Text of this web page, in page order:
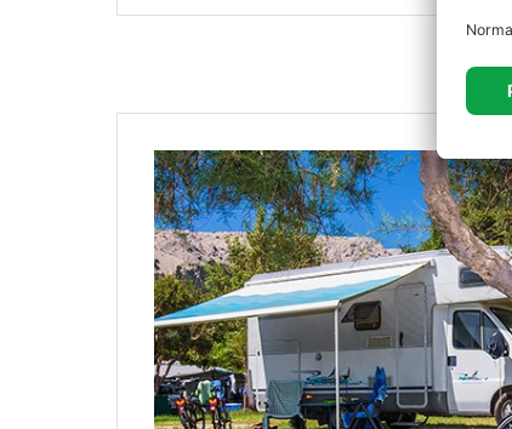
La carta bancaria verrà addebitata del
. Se la
restante verrà pagato alla reception del
Cancellazioni
(€ 100) o ilsupplemento per numero di
30% dell’importo totale della prenotazione.
elaborato, verrà inviata una comunicazione.
addebitare la carta bancaria, la struttura si
prenotazione in conformità con la propria
dimancata presentazione senza previa
addebitata perl’intero importo della
effettuate o per le prenotazioni per l’anno
essere effettuato anche presso la reception
Ci riserviamo il diritto di modificare i prezzi